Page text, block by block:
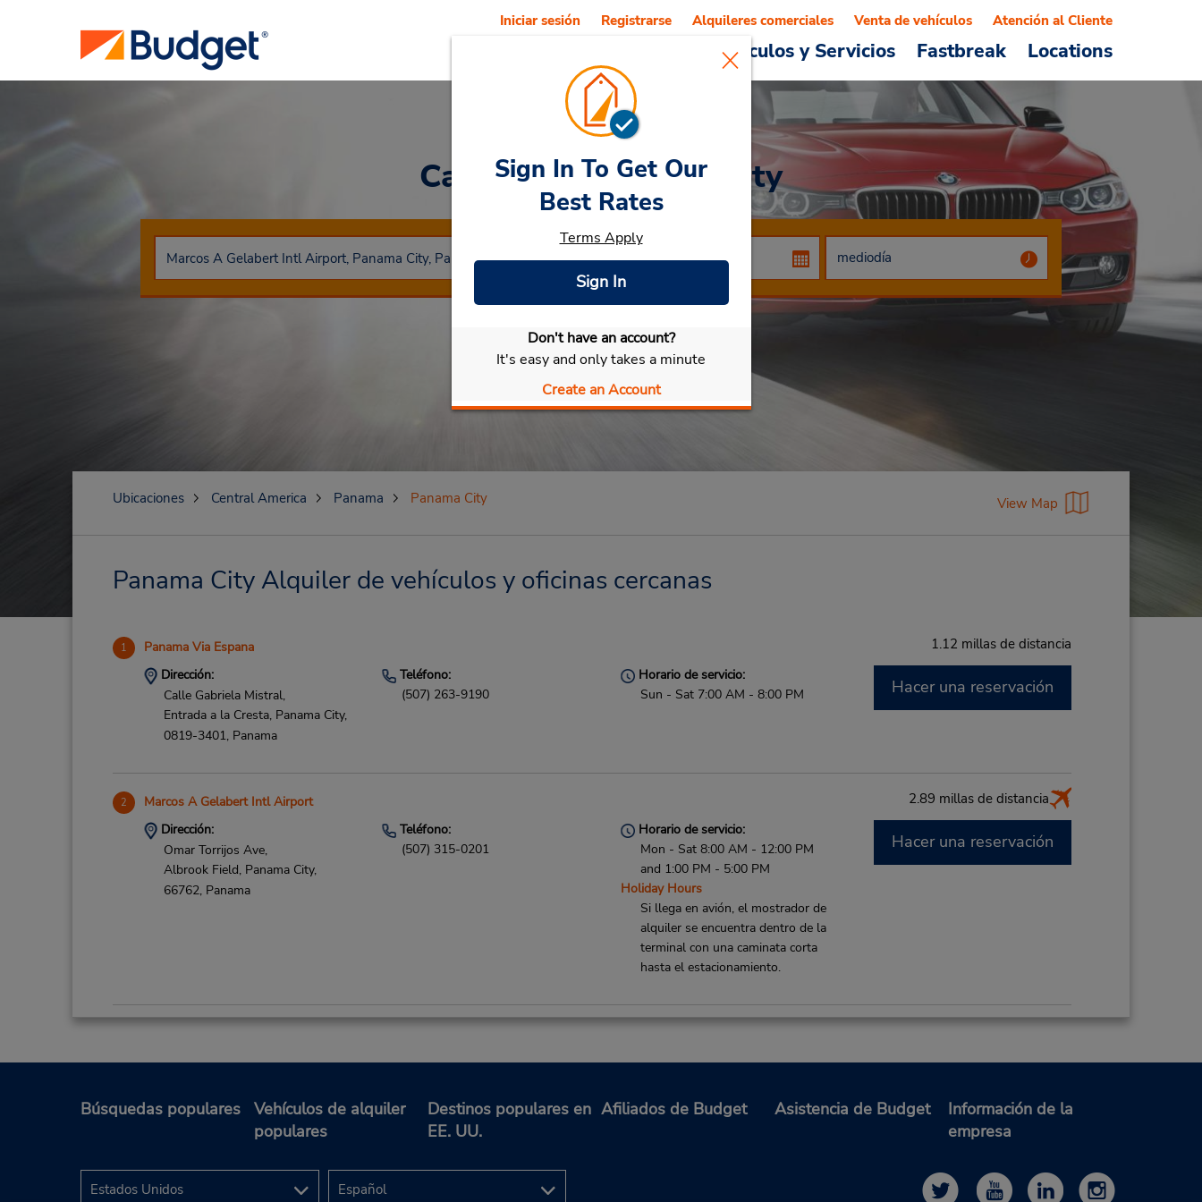
Vehículos y Servicios Fastbreak Locations
Iniciar sesión Registrarse Alquileres comerciales Venta de vehículos Atención al Cliente
Car RentalPanama City
Seleccionar mi vehículo
Sign In To Get Our
Best Rates
Terms Apply
Sign In
Don't have an account?
It's easy and only takes a minute
Create an Account
Ubicaciones Central America Panama Panama City View Map
Panama City Alquiler de vehículos y oficinas cercanas
1 Panama Via Espana 1.12 millas de distancia
Dirección:
Calle Gabriela Mistral,
Entrada a la Cresta, Panama City,
0819-3401, Panama
Teléfono:
(507) 263-9190
Horario de servicio:
Sun - Sat 7:00 AM - 8:00 PM
Hacer una reservación
2 Marcos A Gelabert Intl Airport 2.89 millas de distancia
Dirección:
Omar Torrijos Ave,
Albrook Field, Panama City,
66762, Panama
Teléfono:
(507) 315-0201
Horario de servicio:
Mon - Sat 8:00 AM - 12:00 PM
and 1:00 PM - 5:00 PM
Holiday Hours
Si llega en avión, el mostrador de
alquiler se encuentra dentro de la
terminal con una caminata corta
hasta el estacionamiento.
Hacer una reservación
Dirección:
Panama City, 0819-3401, Panama
Teléfono:
Horario de servicio:
and 1:00 PM - 5:00 PM
Holiday Hours
4 Tocumen Intl Airport 14.77 millas de distancia
Búsquedas populares
Vehículos de alquiler
populares
Destinos populares en
EE. UU.
Afiliados de Budget Asistencia de Budget
Información de la
empresa